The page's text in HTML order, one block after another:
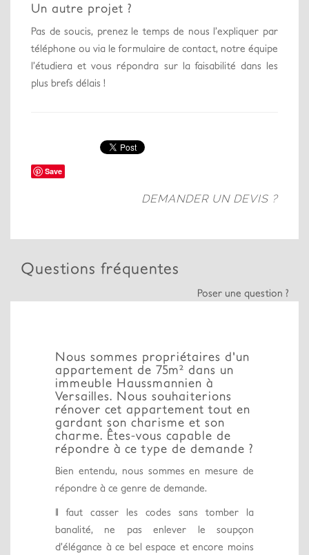
Un autre projet ?
Pas de soucis, prenez le temps de nous l’expliquer par
téléphone ou via le formulaire de contact, notre équipe
l’étudiera et vous répondra sur la faisabilité dans les
plus brefs délais !
Save
DEMANDER UN DEVIS ?
Questions fréquentes
Poser une question ?
Nous sommes propriétaires d'un
appartement de 75m² dans un
immeuble Haussmannien à
Versailles. Nous souhaiterions
rénover cet appartement tout en
gardant son charisme et son
charme. Êtes-vous capable de
répondre à ce type de demande ?
Bien entendu, nous sommes en mesure de
répondre à ce genre de demande.
Il faut casser les codes sans tomber la
banalité, ne pas enlever le soupçon
d’élégance à ce bel espace et encore moins